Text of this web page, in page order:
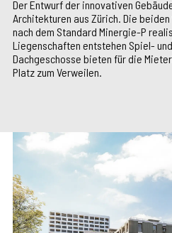
Der Entwurf der innovativen
Architekturen aus Zürich. Die
nach dem Standard Minergie-P
Liegenschaften entstehen Spiel-
Dachgeschosse bieten für die
Platz zum Verweilen.